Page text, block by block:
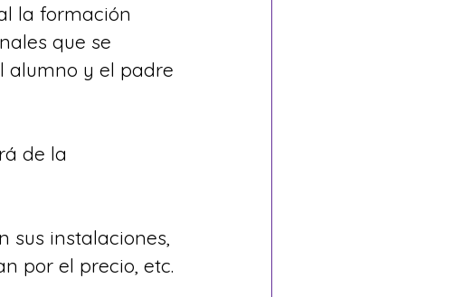
la formación
que se
alumno y el padre
de la
sus instalaciones,
por el precio, etc.